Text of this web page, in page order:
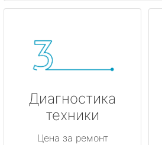
Диагностика
техники
Цена за ремонт